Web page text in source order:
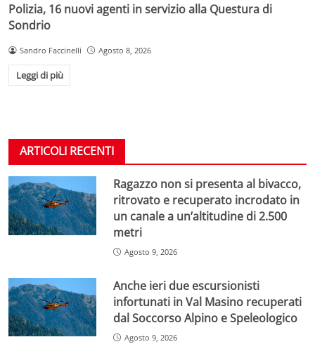
Polizia, 16 nuovi agenti in servizio alla Questura di
Sondrio
Sandro Faccinelli Agosto 8, 2026
Leggi di più
ARTICOLI RECENTI
Ragazzo non si presenta al bivacco,
ritrovato e recuperato incrodato in
un canale a un’altitudine di 2.500
metri
Agosto 9, 2026
Anche ieri due escursionisti
infortunati in Val Masino recuperati
dal Soccorso Alpino e Speleologico
Agosto 9, 2026